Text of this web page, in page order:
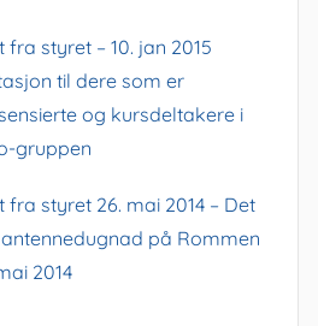
fra styret – 10. jan 2015
til dere som er
og kursdeltakere i
gruppen
fra styret 26. mai 2014 – Det
på Rommen
2014